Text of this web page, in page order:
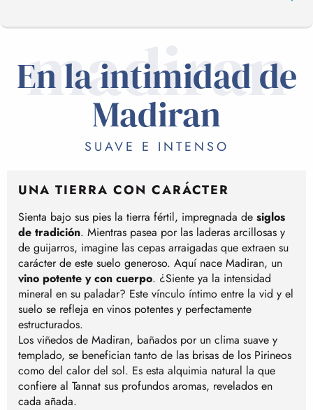
DE LA UVA AL VINO
UN DESTINO ENOTURÍSTICO
madiran
En la intimidad de
Madiran
SUAVE E INTENSO
UNA TIERRA CON CARÁCTER
Sienta bajo sus pies la tierra fértil, impregnada de siglos
de tradición. Mientras pasea por las laderas arcillosas y
de guijarros, imagine las cepas arraigadas que extraen su
carácter de este suelo generoso. Aquí nace Madiran, un
vino potente y con cuerpo. ¿Siente ya la intensidad
mineral en su paladar? Este vínculo íntimo entre la vid y el
suelo se refleja en vinos potentes y perfectamente
estructurados.
Los viñedos de Madiran, bañados por un clima suave y
templado, se benefician tanto de las brisas de los Pirineos
como del calor del sol. Es esta alquimia natural la que
confiere al Tannat sus profundos aromas, revelados en
cada añada.